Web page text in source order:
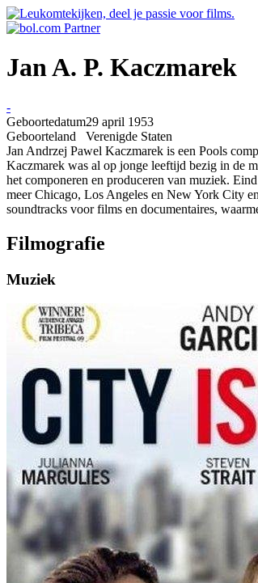
Jan A. P. Kaczmarek
-
Geboortedatum29 april 1953
Geboorteland
Verenigde Staten
Jan Andrzej Pawel Kaczmarek is een Pools
Kaczmarek was al op jonge leeftijd bezig in de
het componeren en produceren van muziek.
meer Chicago, Los Angeles en New York City
soundtracks voor films en documentaires,
Filmografie
Muziek